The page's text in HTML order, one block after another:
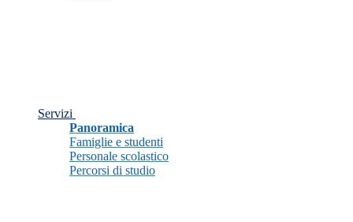
Servizi
Panoramica
Famiglie e studenti
Personale scolastico
Percorsi di studio